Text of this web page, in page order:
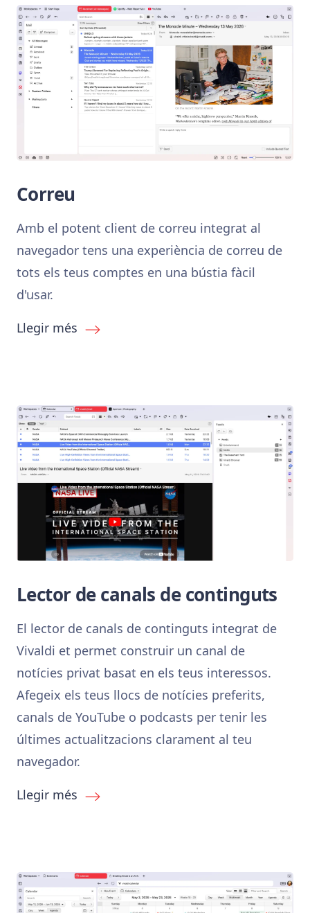
Correu
Amb el potent client de correu integrat al
navegador tens una experiència de correu de
tots els teus comptes en una bústia fàcil
d'usar.
Llegir més
Lector de canals de continguts
El lector de canals de continguts integrat de
Vivaldi et permet construir un canal de
notícies privat basat en els teus interessos.
Afegeix els teus llocs de notícies preferits,
canals de YouTube o podcasts per tenir les
últimes actualitzacions clarament al teu
navegador.
Llegir més